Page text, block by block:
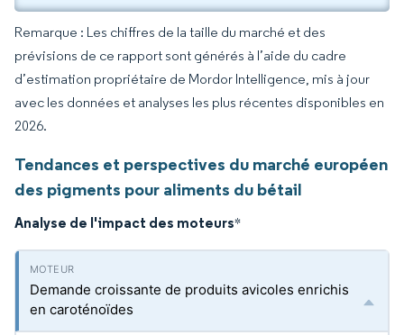
Remarque : Les chiffres de la taille du marché et des
prévisions de ce rapport sont générés à l’aide du cadre
d’estimation propriétaire de Mordor Intelligence, mis à jour
avec les données et analyses les plus récentes disponibles en
2026.
Tendances et perspectives du marché européen
des pigments pour aliments du bétail
Analyse de l'impact des moteurs*
Demande croissante de produits avicoles enrichis
en caroténoïdes